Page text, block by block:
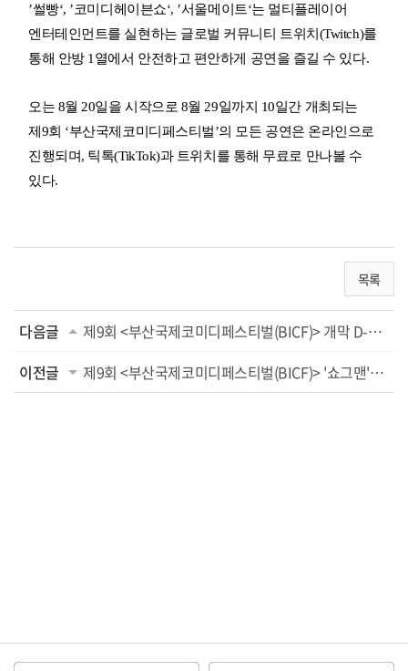
’썰빵‘, ’코미디헤이븐쇼‘, ’서울메이트‘는 멀티플레이어
엔터테인먼트를 실현하는 글로벌 커뮤니티 트위치(Twitch)를
통해 안방 1열에서 안전하고 편안하게 공연을 즐길 수 있다.
오는 8월 20일을 시작으로 8월 29일까지 10일간 개최되는
제9회 ‘부산국제코미디페스티벌’의 모든 공연은 온라인으로
진행되며, 틱톡(TikTok)과 트위치를 통해 무료로 만나볼 수
있다.
목록
다음글
제9회 <부산국제코미디페스티벌(BICF)> 개막 D-3, 즐길 수 있는 관전 포인트
이전글
제9회 <부산국제코미디페스티벌(BICF)> '쇼그맨'-'희극상회'-'변기수 (목)욕쇼'-'잇츠 홈쇼핑주...